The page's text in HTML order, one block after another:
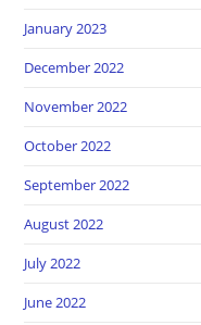
January 2023
December 2022
November 2022
October 2022
September 2022
August 2022
July 2022
June 2022